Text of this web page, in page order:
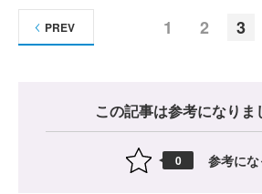
1 2 3
PREV
この記事は参考になりま
0 参考に